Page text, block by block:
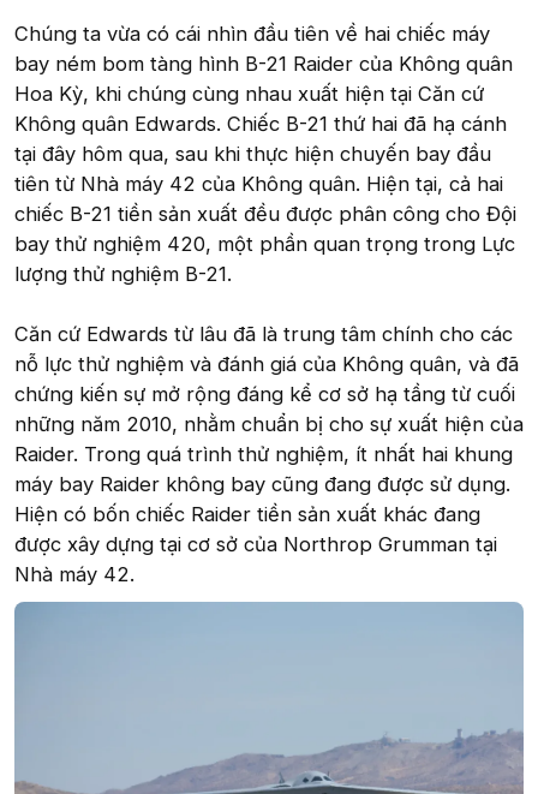
Chúng ta vừa có cái nhìn đầu tiên về hai chiếc máy
bay ném bom tàng hình B-21 Raider của Không quân
Hoa Kỳ, khi chúng cùng nhau xuất hiện tại Căn cứ
Không quân Edwards. Chiếc B-21 thứ hai đã hạ cánh
tại đây hôm qua, sau khi thực hiện chuyến bay đầu
tiên từ Nhà máy 42 của Không quân. Hiện tại, cả hai
chiếc B-21 tiền sản xuất đều được phân công cho Đội
bay thử nghiệm 420, một phần quan trọng trong Lực
lượng thử nghiệm B-21.
Căn cứ Edwards từ lâu đã là trung tâm chính cho các
nỗ lực thử nghiệm và đánh giá của Không quân, và đã
chứng kiến sự mở rộng đáng kể cơ sở hạ tầng từ cuối
những năm 2010, nhằm chuẩn bị cho sự xuất hiện của
Raider. Trong quá trình thử nghiệm, ít nhất hai khung
máy bay Raider không bay cũng đang được sử dụng.
Hiện có bốn chiếc Raider tiền sản xuất khác đang
được xây dựng tại cơ sở của Northrop Grumman tại
Nhà máy 42.